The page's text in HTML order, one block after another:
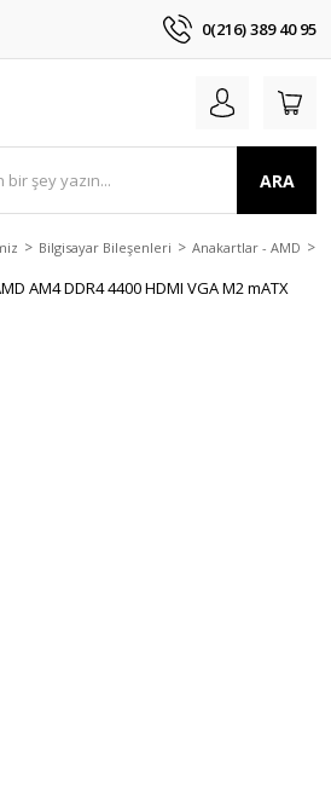
0(216) 389 40 95
ARA
Bilgisayar Bileşenleri Anakartlar - AMD